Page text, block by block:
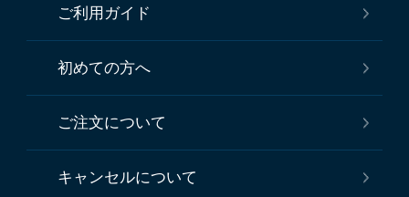
ご利用ガイド
初めての方へ
ご注文について
キャンセルについて